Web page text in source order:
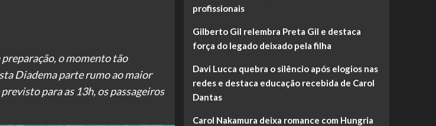
o momento tão
Diadema parte rumo ao maior
para as 13h, os passageiros
profissionais
Gilberto Gil relembra Preta Gil e destaca
força do legado deixado pela filha
Davi Lucca quebra o silêncio após elogios nas
redes e destaca educação recebida de Carol
Dantas
Carol Nakamura deixa romance com Hungria